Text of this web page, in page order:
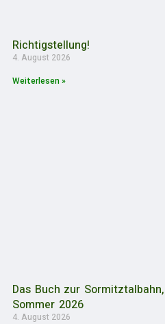
Richtigstellung!
4. August 2026
Weiterlesen »
Das Buch zur
Sommer 2026
4. August 2026